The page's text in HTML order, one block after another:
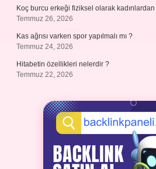
Koç burcu erkeği fiziksel olarak kadınlardan
Temmuz 26, 2026
Kas ağrısı varken spor yapılmalı mı ?
Temmuz 24, 2026
Hitabetin özellikleri nelerdir ?
Temmuz 22, 2026